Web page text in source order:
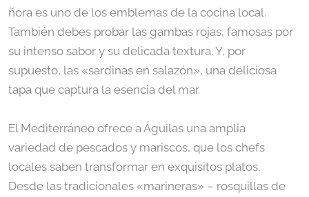
ñora es uno de los emblemas de la cocina local.
También debes probar las gambas rojas, famosas por
su intenso sabor y su delicada textura. Y, por
supuesto, las «sardinas en salazón», una deliciosa
tapa que captura la esencia del mar.
El Mediterráneo ofrece a Águilas una amplia
variedad de pescados y mariscos, que los chefs
locales saben transformar en exquisitos platos.
Desde las tradicionales «marineras» – rosquillas de